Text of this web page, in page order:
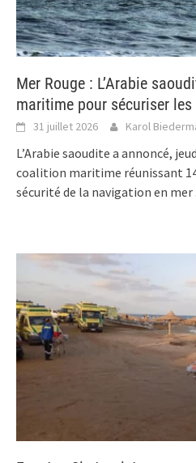
Mer Rouge : L’Arabie
maritime pour sécuriser
31 juillet 2026 Karol
L’Arabie saoudite a annoncé,
coalition maritime réunissant
sécurité de la navigation en mer